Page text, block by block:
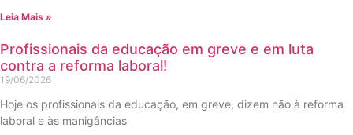
Leia Mais »
Profissionais da educação em greve e em luta
contra a reforma laboral!
19/06/2026
Hoje os profissionais da educação, em greve, dizem não à reforma
laboral e às manigâncias